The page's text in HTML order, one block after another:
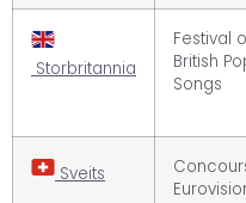
Storbritannia
Festival
British
Songs
Sveits